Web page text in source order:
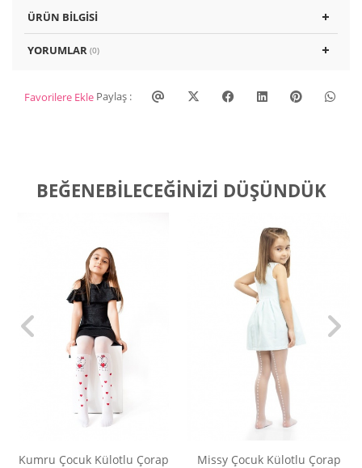
ÜRÜN BILGISI
YORUMLAR (0)
Favorilere Ekle Paylaş :
BEĞENEBILECEĞINIZI DÜŞÜNDÜK
Kumru Çocuk Külotlu Çorap Missy Çocuk Külotlu Çorap